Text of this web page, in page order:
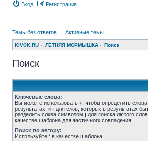
Вход Регистрация
Темы без ответов | Активные темы
KIVOK.RU ЛЕТНЯЯ МОРМЫШКА Поиск
Поиск
Ключевые слова:
Вы можете использовать + , чтобы определить
результатах, и - для слов, которых в результатах
разделить слова символом | для поиска любого
качестве шаблона для частичного совпадения.
Поиск по автору:
Используйте * в качестве шаблона.